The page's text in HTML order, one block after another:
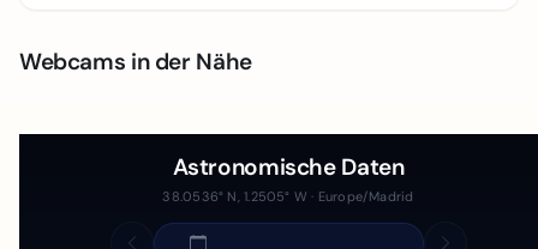
Webcams in der Nähe
Astronomische Daten
38.0536° N, 1.2505° W · Europe/Madrid